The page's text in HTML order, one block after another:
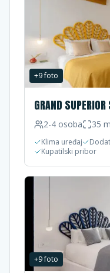
+9foto
GRAND
2-4 osoba 35
Klima uređaj
Kupatilski pribor
+9foto